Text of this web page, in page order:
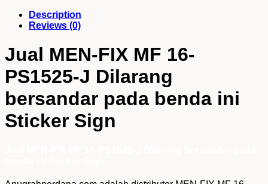
Description
Reviews (0)
Jual MEN-FIX MF 16-
PS1525-J Dilarang
bersandar pada benda ini
Sticker Sign